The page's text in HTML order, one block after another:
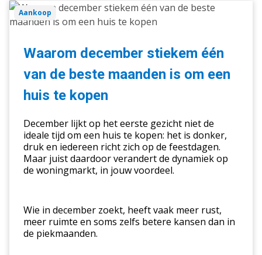
Waarom
december
één
beste
een
huis
Aankoop
Waarom december stiekem één
van de beste maanden is om een
huis te kopen
December lijkt op het eerste gezicht niet de
ideale tijd om een huis te kopen: het is donker,
druk en iedereen richt zich op de feestdagen.
Maar juist daardoor verandert de dynamiek op
de woningmarkt, in jouw voordeel.
Wie in december zoekt, heeft vaak meer rust,
meer ruimte en soms zelfs betere kansen dan in
de piekmaanden.